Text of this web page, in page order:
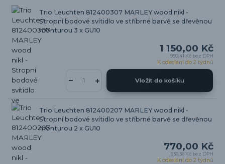
Trio Leuchten 812400307 MARLEY wood nikl -
Stropní bodové svítidlo ve stříbrné barvě se dřevěnou
monturou 3 x GU10
1 150,00 Kč
950,41 Kč bez DPH
K odeslání do 2 týdnů
Vložit do košíku
Trio Leuchten 812400207 MARLEY wood nikl -
Stropní bodové svítidlo ve stříbrné barvě se dřevěnou
monturou 2 x GU10
770,00 Kč
636,36 Kč bez DPH
K odeslání do 2 týdnů